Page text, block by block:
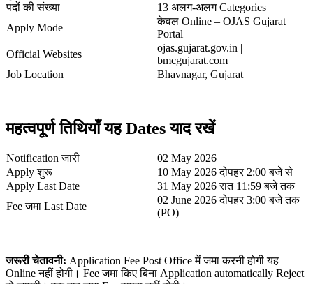
पदों की संख्या
13 अलग-अलग Categories
Apply Mode
केवल Online – OJAS Gujarat
Portal
Official Websites
ojas.gujarat.gov.in |
bmcgujarat.com
Job Location
Bhavnagar, Gujarat
महत्वपूर्ण तिथियाँ यह Dates याद रखें
Notification जारी
02 May 2026
Apply शुरू
10 May 2026 दोपहर 2:00 बजे से
Apply Last Date
31 May 2026 रात 11:59 बजे तक
Fee जमा Last Date
02 June 2026 दोपहर 3:00 बजे तक
(PO)
जरूरी चेतावनी: Application Fee Post Office में जमा करनी होगी यह
Online नहीं होगी। Fee जमा किए बिना Application automatically Reject